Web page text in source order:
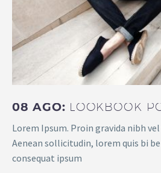
08 AGO: LOOKBOOK
Lorem Ipsum. Proin gravida nibh
Aenean sollicitudin, lorem quis bi
consequat ipsum